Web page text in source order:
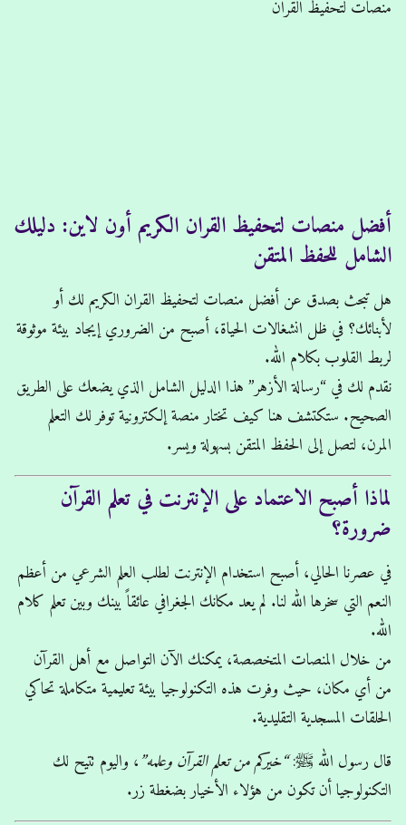
منصات لتحفيظ القران
أفضل منصات لتحفيظ القران الكريم أون لاين: دليلك
الشامل للحفظ المتقن
هل تبحث بصدق عن أفضل منصات لتحفيظ القران الكريم لك أو
لأبنائك؟ في ظل انشغالات الحياة، أصبح من الضروري إيجاد بيئة موثوقة
لربط القلوب بكلام الله.
نقدم لك في “رسالة الأزهر” هذا الدليل الشامل الذي يضعك على الطريق
الصحيح. ستكتشف هنا كيف تختار منصة إلكترونية توفر لك التعلم
المرن، لتصل إلى الحفظ المتقن بسهولة ويسر.
لماذا أصبح الاعتماد على الإنترنت في تعلم القرآن
ضرورة؟
في عصرنا الحالي، أصبح استخدام الإنترنت لطلب العلم الشرعي من أعظم
النعم التي سخرها الله لنا. لم يعد مكانك الجغرافي عائقاً بينك وبين تعلم كلام
الله.
من خلال المنصات المتخصصة، يمكنك الآن التواصل مع أهل القرآن
من أي مكان، حيث وفرت هذه التكنولوجيا بيئة تعليمية متكاملة تحاكي
الحلقات المسجدية التقليدية.
قال رسول الله ﷺ:“خيركم من تعلم القرآن وعلمه”، واليوم تتيح لك
التكنولوجيا أن تكون من هؤلاء الأخيار بضغطة زر.